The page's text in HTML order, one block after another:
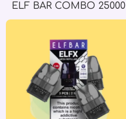
ELF BAR COMBO 25000